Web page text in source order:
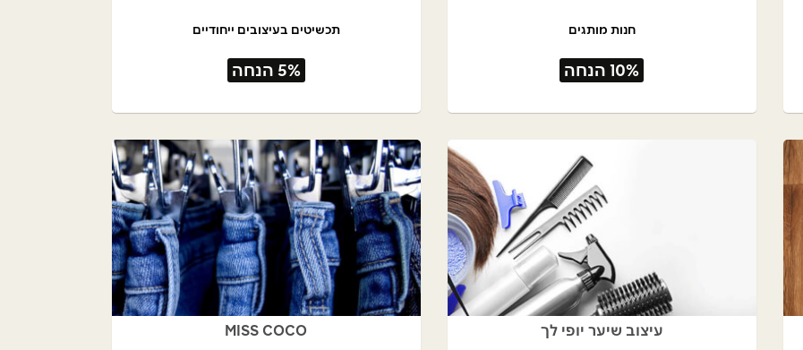
חנות מותגים
10% הנחה
תכשיטים בעיצובים ייחודיים
5% הנחה
עיצוב שיער יופי לך MISS COCO